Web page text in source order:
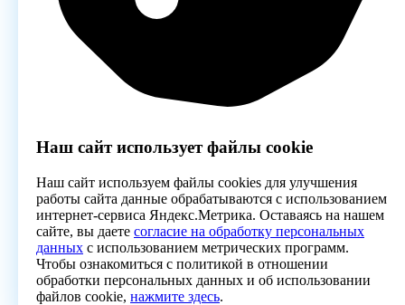
Наш сайт использует файлы cookie
Наш сайт используем файлы cookies для улучшения
работы сайта данные обрабатываются с использованием
интернет-сервиса Яндекс.Метрика. Оставаясь на нашем
сайте, вы даете согласие на обработку персональных
данных с использованием метрических программ.
Чтобы ознакомиться с политикой в отношении
обработки персональных данных и об использовании
файлов cookie, нажмите здесь.